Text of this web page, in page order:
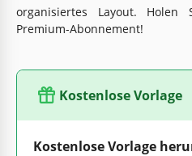
organisiertes Layout.
Premium-Abonnement!
Kostenlose Vorlage
Kostenlose Vorlage